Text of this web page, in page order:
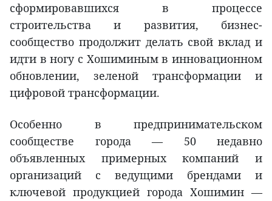
сформировавшихся в процессе
строительства и развития, бизнес-
сообщество продолжит делать свой вклад и
идти в ногу с Хошиминым в инновационном
обновлении, зеленой трансформации и
цифровой трансформации.
Особенно в предпринимательском
сообществе города — 50 недавно
объявленных примерных компаний и
организаций с ведущими брендами и
ключевой продукцией города Хошимин —